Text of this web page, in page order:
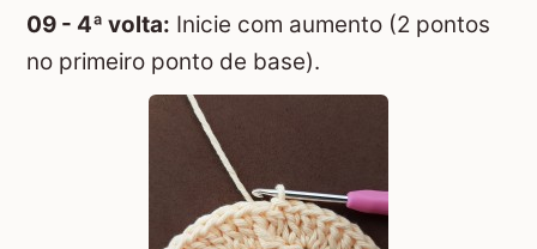
09 - 4ª volta: Inicie com aumento (2 pontos
no primeiro ponto de base).